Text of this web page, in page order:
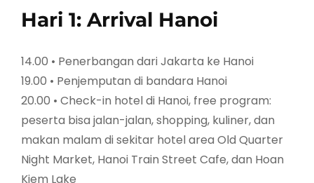
Hari 1: Arrival Hanoi
14.00 • Penerbangan dari Jakarta ke Hanoi
19.00 • Penjemputan di bandara Hanoi
20.00 • Check-in hotel di Hanoi, free program:
peserta bisa jalan-jalan, shopping, kuliner, dan
makan malam di sekitar hotel area Old Quarter
Night Market, Hanoi Train Street Cafe, dan Hoan
Kiem Lake